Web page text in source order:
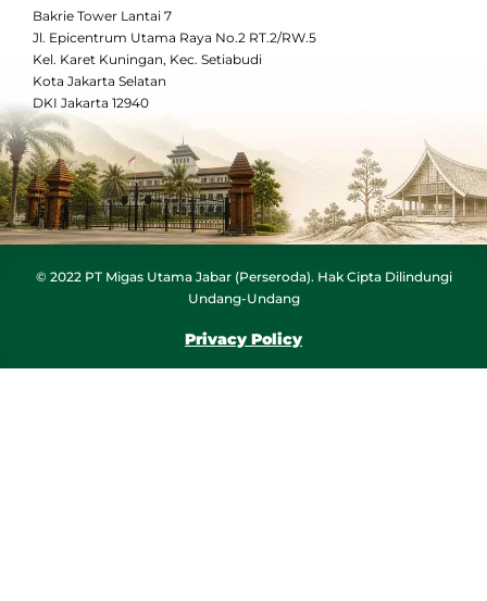
Bakrie Tower Lantai 7
Jl. Epicentrum Utama Raya No.2 RT.2/RW.5
Kel. Karet Kuningan, Kec. Setiabudi
Kota Jakarta Selatan
DKI Jakarta 12940
© 2022 PT Migas Utama Jabar (Perseroda). Hak Cipta Dilindungi
Undang-Undang
Privacy Policy